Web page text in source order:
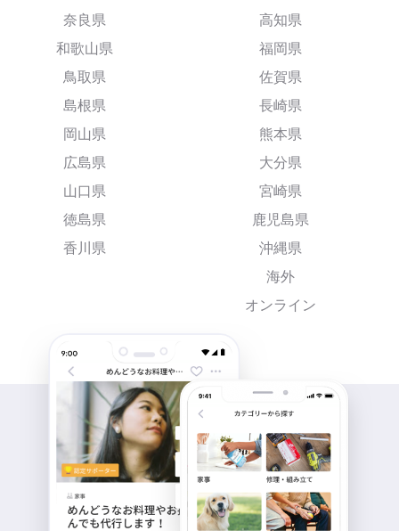
奈良県
和歌山県
鳥取県
島根県
岡山県
広島県
山口県
徳島県
香川県
高知県
福岡県
佐賀県
長崎県
熊本県
大分県
宮崎県
鹿児島県
沖縄県
海外
オンライン